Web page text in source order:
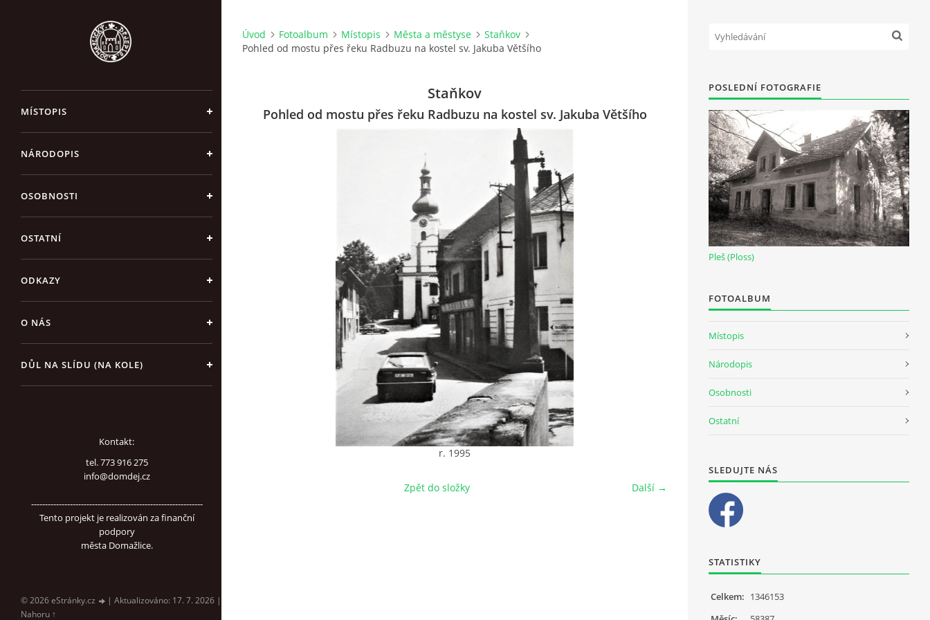
MÍSTOPIS
NÁRODOPIS
OSOBNOSTI
OSTATNÍ
ODKAZY
O NÁS
DŮL NA SLÍDU (NA KOLE)
Kontakt:
tel. 773 916 275
info@domdej.cz
--------------------------------------------------------------
Tento projekt je realizován za finanční
podpory
města Domažlice.
© 2026 eStránky.cz | Aktualizováno: 17. 7. 2026 |
Nahoru ↑
Úvod Fotoalbum Místopis Města a městyse
Staňkov
Pohled od mostu přes řeku Radbuzu na kostel sv. Jakuba Většího
Staňkov
Pohled od mostu přes řeku Radbuzu na kostel sv. Jakuba Většího
r. 1995
Další →
Zpět do složky
POSLEDNÍ FOTOGRAFIE
Pleš (Ploss)
FOTOALBUM
Místopis
Národopis
Osobnosti
Ostatní
SLEDUJTE NÁS
STATISTIKY
Celkem: 1346153